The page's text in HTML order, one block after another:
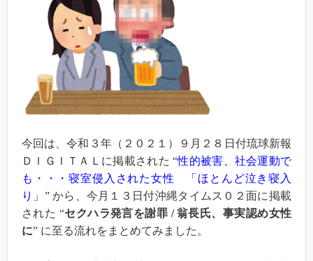
今回は、令和３年（２０２１）９月２８日付琉球新報
ＤＩＧＩＴＡＬに掲載された “性的被害、社会運動で
も・・・寝室侵入された女性
「ほとんど泣き寝入
り」 ” から、今月１３日付沖縄タイムス０２面に掲載
された “セクハラ発言を謝罪 / 翁長氏、事実認め女性
に” に至る流れをまとめてみました。